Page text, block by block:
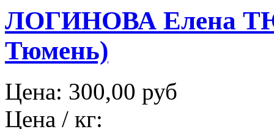
ЛОГИНОВА Елена
Тюмень)
Цена: 300,00 руб
Цена / кг: